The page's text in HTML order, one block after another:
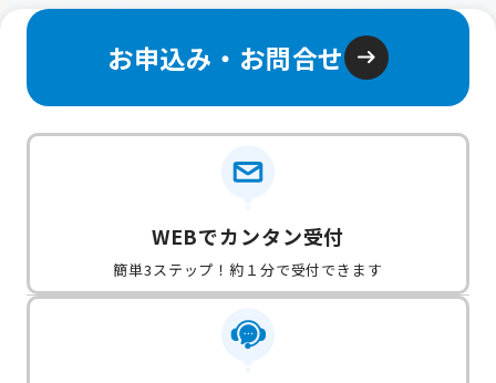
お申込み・お問合せ
WEBでカンタン受付
簡単3ステップ！約１分で受付できます